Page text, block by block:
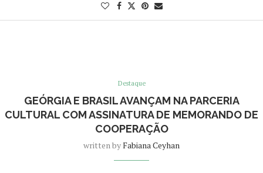
Destaque
GEÓRGIA E BRASIL AVANÇAM NA PARCERIA
CULTURAL COM ASSINATURA DE MEMORANDO DE
COOPERAÇÃO
written byFabiana Ceyhan